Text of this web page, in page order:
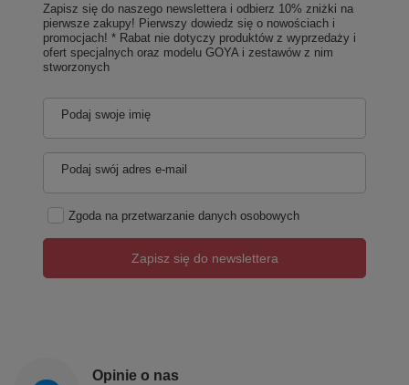
Zapisz się do naszego newslettera i odbierz 10% zniżki na
pierwsze zakupy! Pierwszy dowiedz się o nowościach i
promocjach! * Rabat nie dotyczy produktów z wyprzedaży i
ofert specjalnych oraz modelu GOYA i zestawów z nim
stworzonych
Podaj swoje imię
Podaj swój adres e-mail
Zgoda na przetwarzanie danych osobowych
Zapisz się do newslettera
Opinie o nas